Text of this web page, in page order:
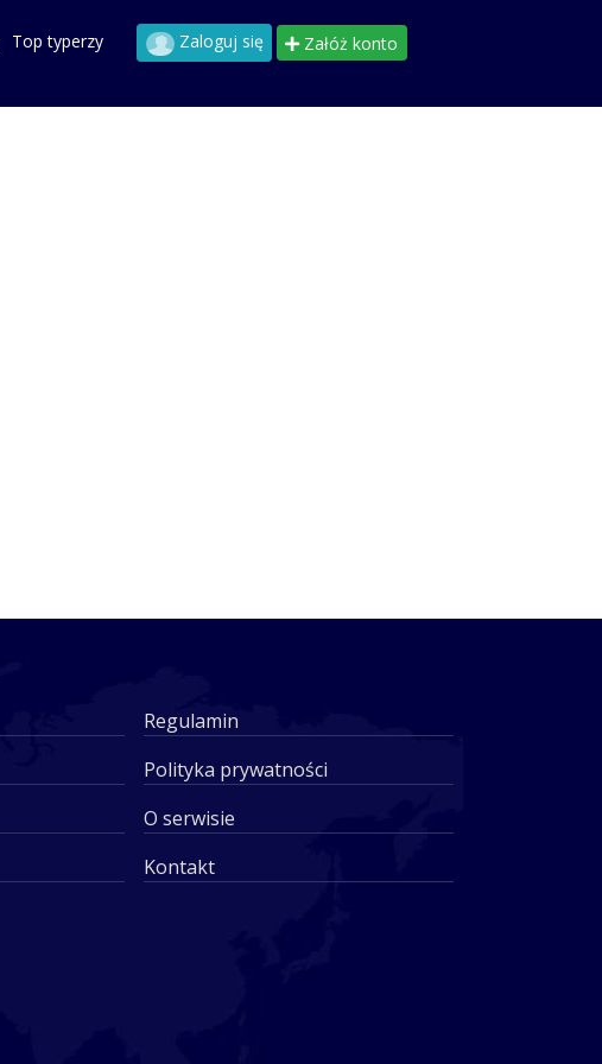
Top typerzy Zaloguj się Załóż konto
Regulamin
Polityka prywatności
O serwisie
Kontakt